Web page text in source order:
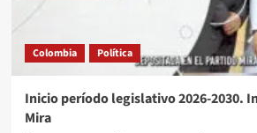
Colombia Política
Inicio período legislativo 2026-2030.
Mira